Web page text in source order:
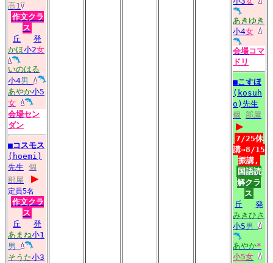
高1
作文クラ
ス
丘
発
かほ小2女
いのはる
小4男
あやか小5
女
会場セン
ダン
■コスモス
(hoemi)
先生 個
部屋
▶
定員5名
作文クラ
ス
丘
発
あまね小1
男
そうた小3
あきゆき
小4女
会場コマ
ドリ
■こすほ
(kosuh
o)先生
個 部屋
▶
7/25休
講→8/15
振講,
国語読
解クラ
ス
丘
発
みきひさ
小5男
あやか*
小5女